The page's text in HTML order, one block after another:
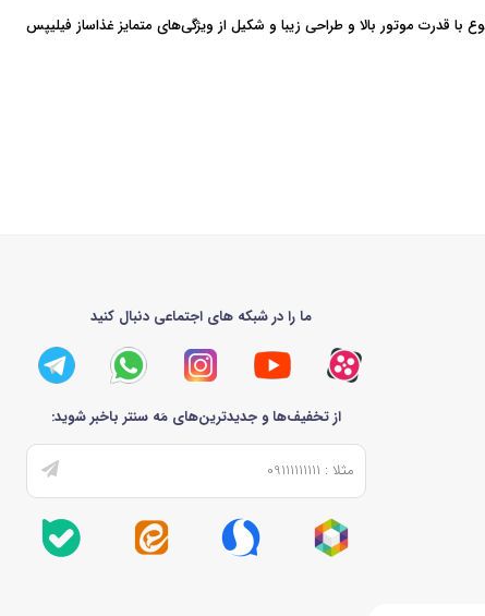
با قدرت موتور بالا و طراحی زیبا و شکیل از ویژگی‌های متمایز غذاساز فیلیپس
ما را در شبکه های اجتماعی دنبال کنید
از تخفیف‌ها و جدیدترین‌های مَه سنتر باخبر شوید: